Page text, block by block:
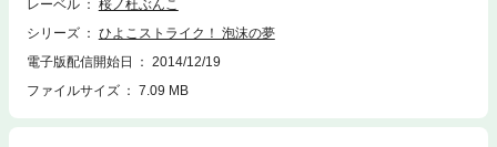
レーベル
桜ノ杜ぶんこ
シリーズ
ひよこストライク！ 泡沫の夢
電子版配信開始日
2014/12/19
ファイルサイズ
7.09 MB